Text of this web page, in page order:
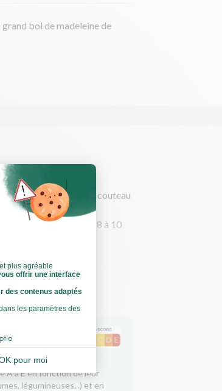
bol de madeleine de
1 cm ou moins) au couteau
et faites-les revenir 8 à 10
N'hésitez pas à baisser le feu
1 cm ou moins).
informations
A à E en fonction de leur
légumineuses...) et en